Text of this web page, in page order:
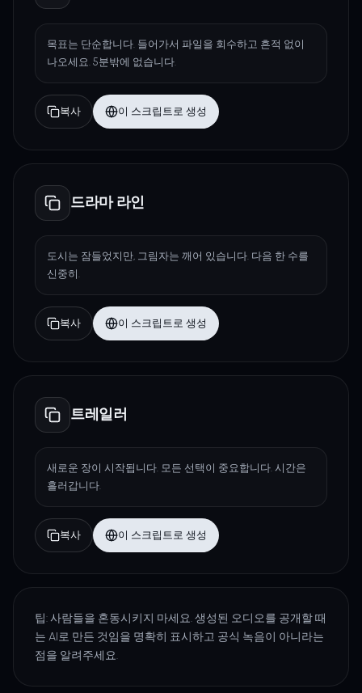
목표는 단순합니다. 들어가서 파일을 회수하고 흔적 없이
나오세요. 5분밖에 없습니다.
복사 이 스크립트로 생성
드라마 라인
도시는 잠들었지만, 그림자는 깨어 있습니다. 다음 한 수를
신중히.
복사 이 스크립트로 생성
트레일러
새로운 장이 시작됩니다. 모든 선택이 중요합니다. 시간은
흘러갑니다.
복사 이 스크립트로 생성
팁: 사람들을 혼동시키지 마세요. 생성된 오디오를 공개할 때
는 AI로 만든 것임을 명확히 표시하고 공식 녹음이 아니라는
점을 알려주세요.